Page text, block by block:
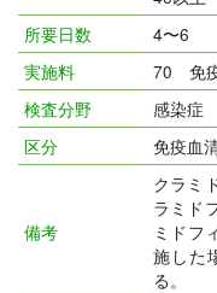
所要日数
4〜6
実施料
70 免
検査分野
感染症
区分
免疫血
備考
クラミ
ラミド
ミドフ
施した
る。